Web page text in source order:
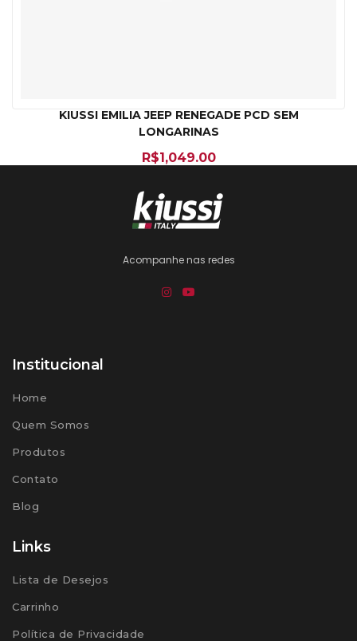
KIUSSI EMILIA JEEP RENEGADE PCD SEM
LONGARINAS
R$1,049.00
Acompanhe nas redes
Institucional
Home
Quem Somos
Produtos
Contato
Blog
Links
Lista de Desejos
Carrinho
Política de Privacidade